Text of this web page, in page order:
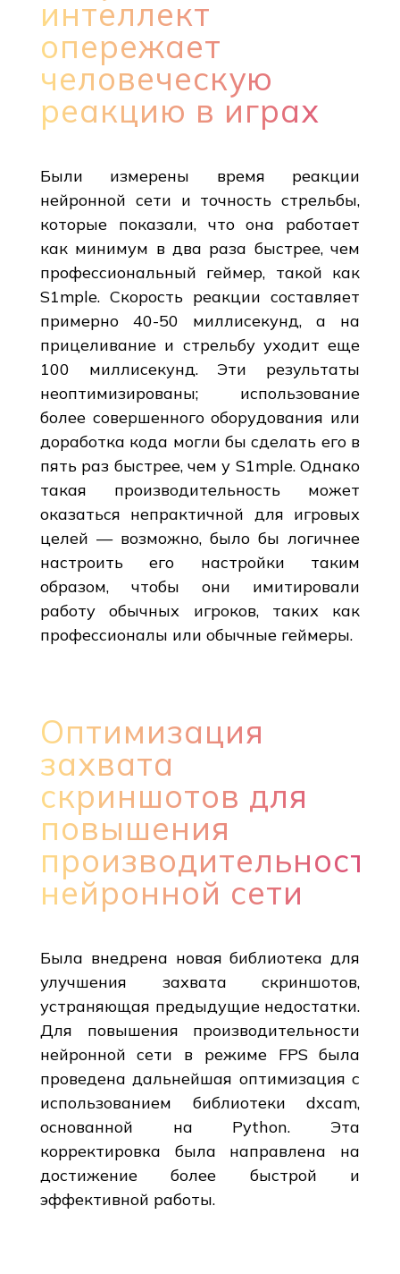
интеллект
опережает
человеческую
реакцию в играх
Были измерены время реакции
нейронной сети и точность стрельбы,
которые показали, что она работает
как минимум в два раза быстрее, чем
профессиональный геймер, такой как
S1mple. Скорость реакции составляет
примерно 40-50 миллисекунд, а на
прицеливание и стрельбу уходит еще
100 миллисекунд. Эти результаты
неоптимизированы; использование
более совершенного оборудования или
доработка кода могли бы сделать его в
пять раз быстрее, чем у S1mple. Однако
такая производительность может
оказаться непрактичной для игровых
целей — возможно, было бы логичнее
настроить его настройки таким
образом, чтобы они имитировали
работу обычных игроков, таких как
профессионалы или обычные геймеры.
Оптимизация
захвата
скриншотов для
повышения
производительности
нейронной сети
Была внедрена новая библиотека для
улучшения захвата скриншотов,
устраняющая предыдущие недостатки.
Для повышения производительности
нейронной сети в режиме FPS была
проведена дальнейшая оптимизация с
использованием библиотеки dxcam,
основанной на Python. Эта
корректировка была направлена на
достижение более быстрой и
эффективной работы.